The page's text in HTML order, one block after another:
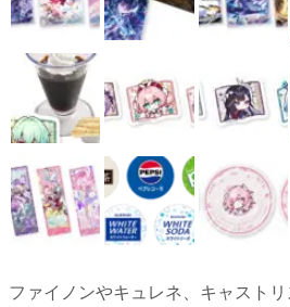
ファイノンやキュレネ、キャスト